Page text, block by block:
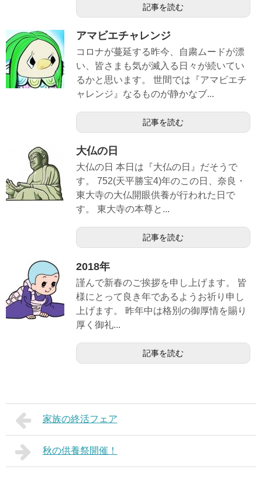
記事を読む
アマビエチャレンジ
コロナが蔓延する昨今、自粛ムードが漂
い、皆さまも気が滅入る日々が続いてい
るかと思います。 世間では『アマビエチ
ャレンジ』なるものが静かなブ...
記事を読む
大仏の日
大仏の日 本日は『大仏の日』だそうで
す。 752(天平勝宝4)年のこの日、奈良・
東大寺の大仏開眼供養が行われた日で
す。 東大寺の本尊と...
記事を読む
2018年
謹んで新春のご挨拶を申し上げます。 皆
様にとって良き年であるようお祈り申し
上げます。 昨年中は格別の御厚情を賜り
厚く御礼...
記事を読む
家族の終活フェア
秋の供養祭開催！